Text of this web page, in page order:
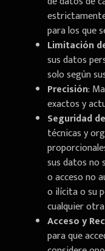
para los que
Limitación
sus datos
solo según
Precisión:
exactos y
Seguridad
técnicas y
sus datos no
o acceso no
o ilícita o su
cualquier
Acceso y
para que